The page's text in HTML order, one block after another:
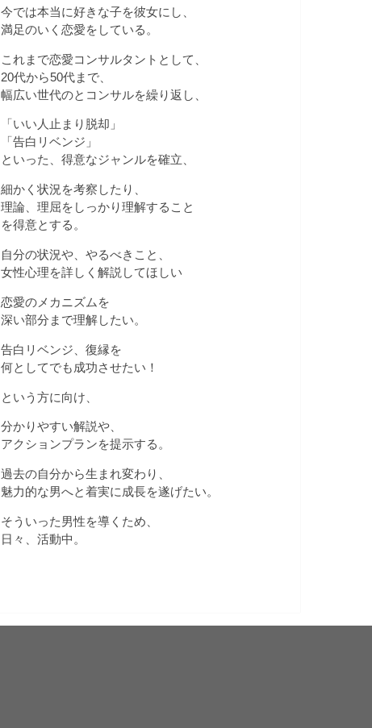
今では本当に好きな子を彼女にし、
満足のいく恋愛をしている。
これまで恋愛コンサルタントとして、
20代から50代まで、
幅広い世代のとコンサルを繰り返し、
「いい人止まり脱却」
「告白リベンジ」
といった、得意なジャンルを確立、
細かく状況を考察したり、
理論、理屈をしっかり理解すること
を得意とする。
自分の状況や、やるべきこと、
女性心理を詳しく解説してほしい
恋愛のメカニズムを
深い部分まで理解したい。
告白リベンジ、復縁を
何としてでも成功させたい！
という方に向け、
分かりやすい解説や、
アクションプランを提示する。
過去の自分から生まれ変わり、
魅力的な男へと着実に成長を遂げたい。
そういった男性を導くため、
日々、活動中。